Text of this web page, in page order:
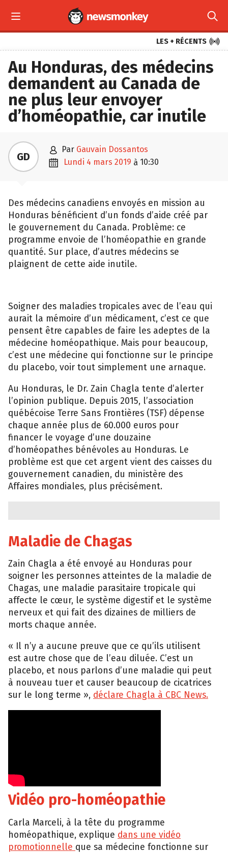
 
LES + RÉCENTS 
Au Honduras, des médecins
demandent au Canada de
ne plus leur envoyer
d’homéopathie, car inutile
GD  par Gauvain Dossantos
 lundi 4 mars 2019 à 10:30
Des médecins canadiens envoyés en mission au
Honduras bénéficient d’un fonds d’aide créé par
le gouvernement du Canada. Problème: ce
programme envoie de l’homéopathie en grande
quantité. Sur place, d’autres médecins se
plaignent de cette aide inutile.
Soigner des maladies tropicales avec de l’eau qui
aurait la mémoire d’un médicament, c’est ce que
pensent être capables de faire les adeptes de la
médecine homéopathique. Mais pour beaucoup,
c’est une médecine qui fonctionne sur le principe
du placebo, voir tout simplement une arnaque.
Au Honduras, le Dr. Zain Chagla tente d’alerter
l’opinion publique. Depuis 2015, l’association
québécoise Terre Sans Frontières (TSF) dépense
chaque année plus de 60.000 euros pour
financer le voyage d’une douzaine
d’homéopathes bénévoles au Honduras. Le
problème est que cet argent vient des caisses du
gouvernement canadien, du ministère des
Affaires mondiales, plus précisément.
Maladie de Chagas
Zain Chagla a été envoyé au Honduras pour
soigner les personnes atteintes de la maladie de
Chagas, une maladie parasitaire tropicale qui
affecte le cœur, le système digestif et le système
nerveux et qui fait des dizaines de milliers de
morts chaque année.
« Il n’y a aucune preuve que ce qu’ils utilisent
est autre chose que de l’eau diluée. C’est un
placebo, et nous parlons d’une maladie qui peut
à nouveau tuer et causer beaucoup de cicatrices
sur le long terme », déclare Chagla à CBC News.
Vidéo pro-homéopathie
Carla Marceli, à la tête du programme
homéopathique, explique dans une vidéo
promotionnelle que sa médecine fonctionne sur